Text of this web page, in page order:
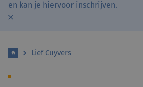
en kan je hiervoor inschrijven.
Lief Cuyvers